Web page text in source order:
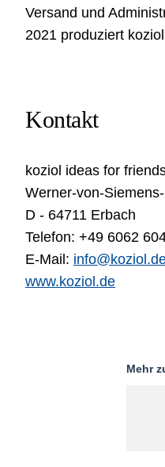
Versand und
2021 produziert
Kontakt
koziol ideas for
Werner-von-
D - 64711 Erbach
Telefon: +49 6062
E-Mail:
www.koziol.de
Mehr